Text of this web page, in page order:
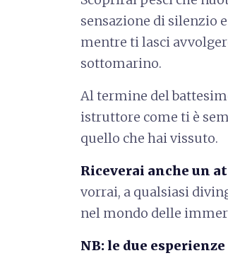
sensazione di silenzio
mentre ti lasci
sottomarino.
Al termine del
istruttore come ti è
quello che hai vissuto.
Riceverai anche un
vorrai, a qualsiasi
nel mondo delle
NB: le due